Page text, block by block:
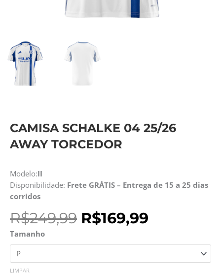
CAMISA SCHALKE 04 25/26
AWAY TORCEDOR
Modelo:II
Disponibilidade: Frete GRÁTIS – Entrega de 15 a 25 dias
corridos
R$249,99 O
preço
original
R$249,99.
R$169,99
atual
R$169,99.
Tamanho
LIMPAR
Camisa
Schalke
04
25/26